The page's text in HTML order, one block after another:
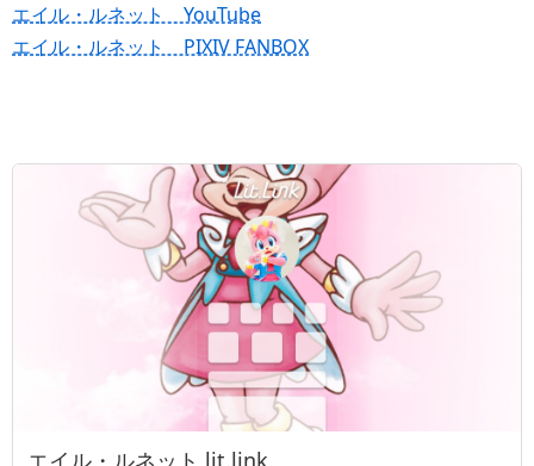
エイル・ルネット YouTube
エイル・ルネット PIXIV FANBOX
エイル・ルネット lit.link